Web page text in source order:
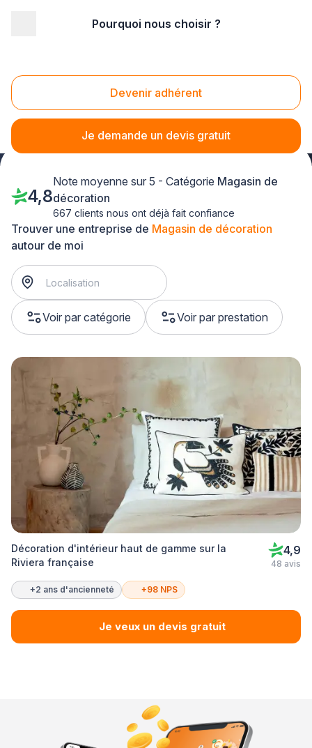
Pourquoi nous choisir ?
Devenir adhérent
Je demande un devis gratuit
Magasin de décoration PACA - Provence Alpes
Côte d'Azur
Trouver une entreprise de Magasin de décoration
autour de moi
Voir par catégorie Voir par prestation
4,8
Note moyenne sur 5 - Catégorie Magasin de
décoration
667 clients nous ont déjà fait confiance
Décoration d'intérieur haut de gamme sur la
Riviera française
4,9
48 avis
+2 ans d'ancienneté +98 NPS
Je veux un devis gratuit